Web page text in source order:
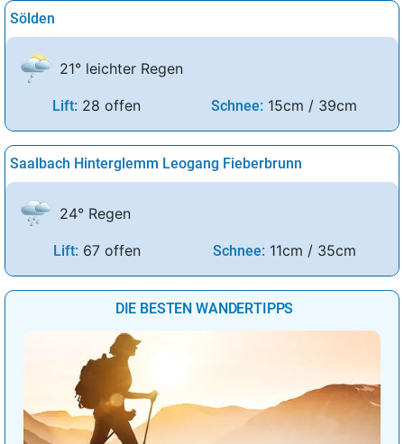
Sölden
21° leichter Regen
Lift: 28 offen Schnee: 15cm / 39cm
Saalbach Hinterglemm Leogang Fieberbrunn
24° Regen
Lift: 67 offen Schnee: 11cm / 35cm
DIE BESTEN WANDERTIPPS